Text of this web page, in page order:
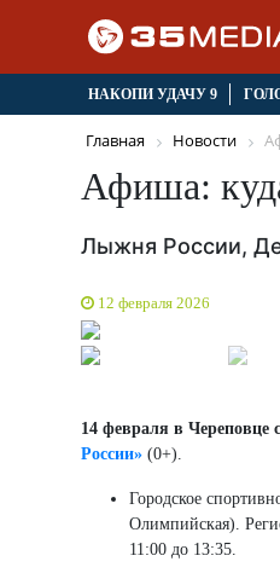
НАКОПИ УДАЧУ 9
Главная Новости
Афиша:
Лыжня России,
12 февраля 2026
14 февраля в Череповце
России» (0+).
Городское
Олимпийская).
11:00 до 13:35.